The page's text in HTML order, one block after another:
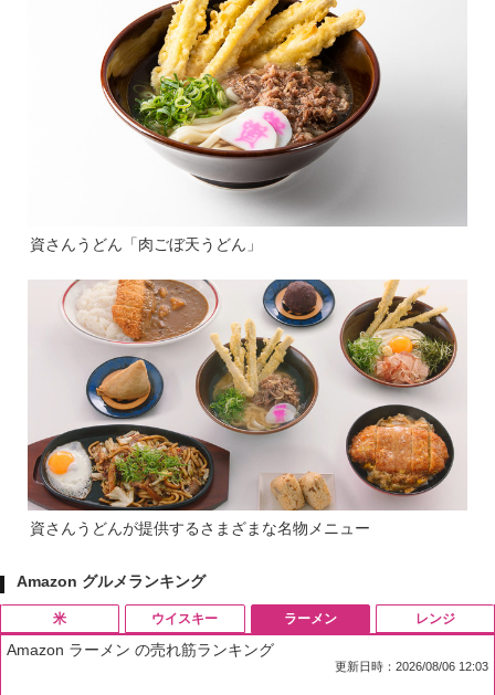
資さんうどん「肉ごぼ天うどん」
資さんうどんが提供するさまざまな名物メニュー
Amazon グルメランキング
米 ウイスキー ラーメン
Amazon ラーメン の売れ筋ランキング
更新日時：2026/08/06 12:03
レンジ